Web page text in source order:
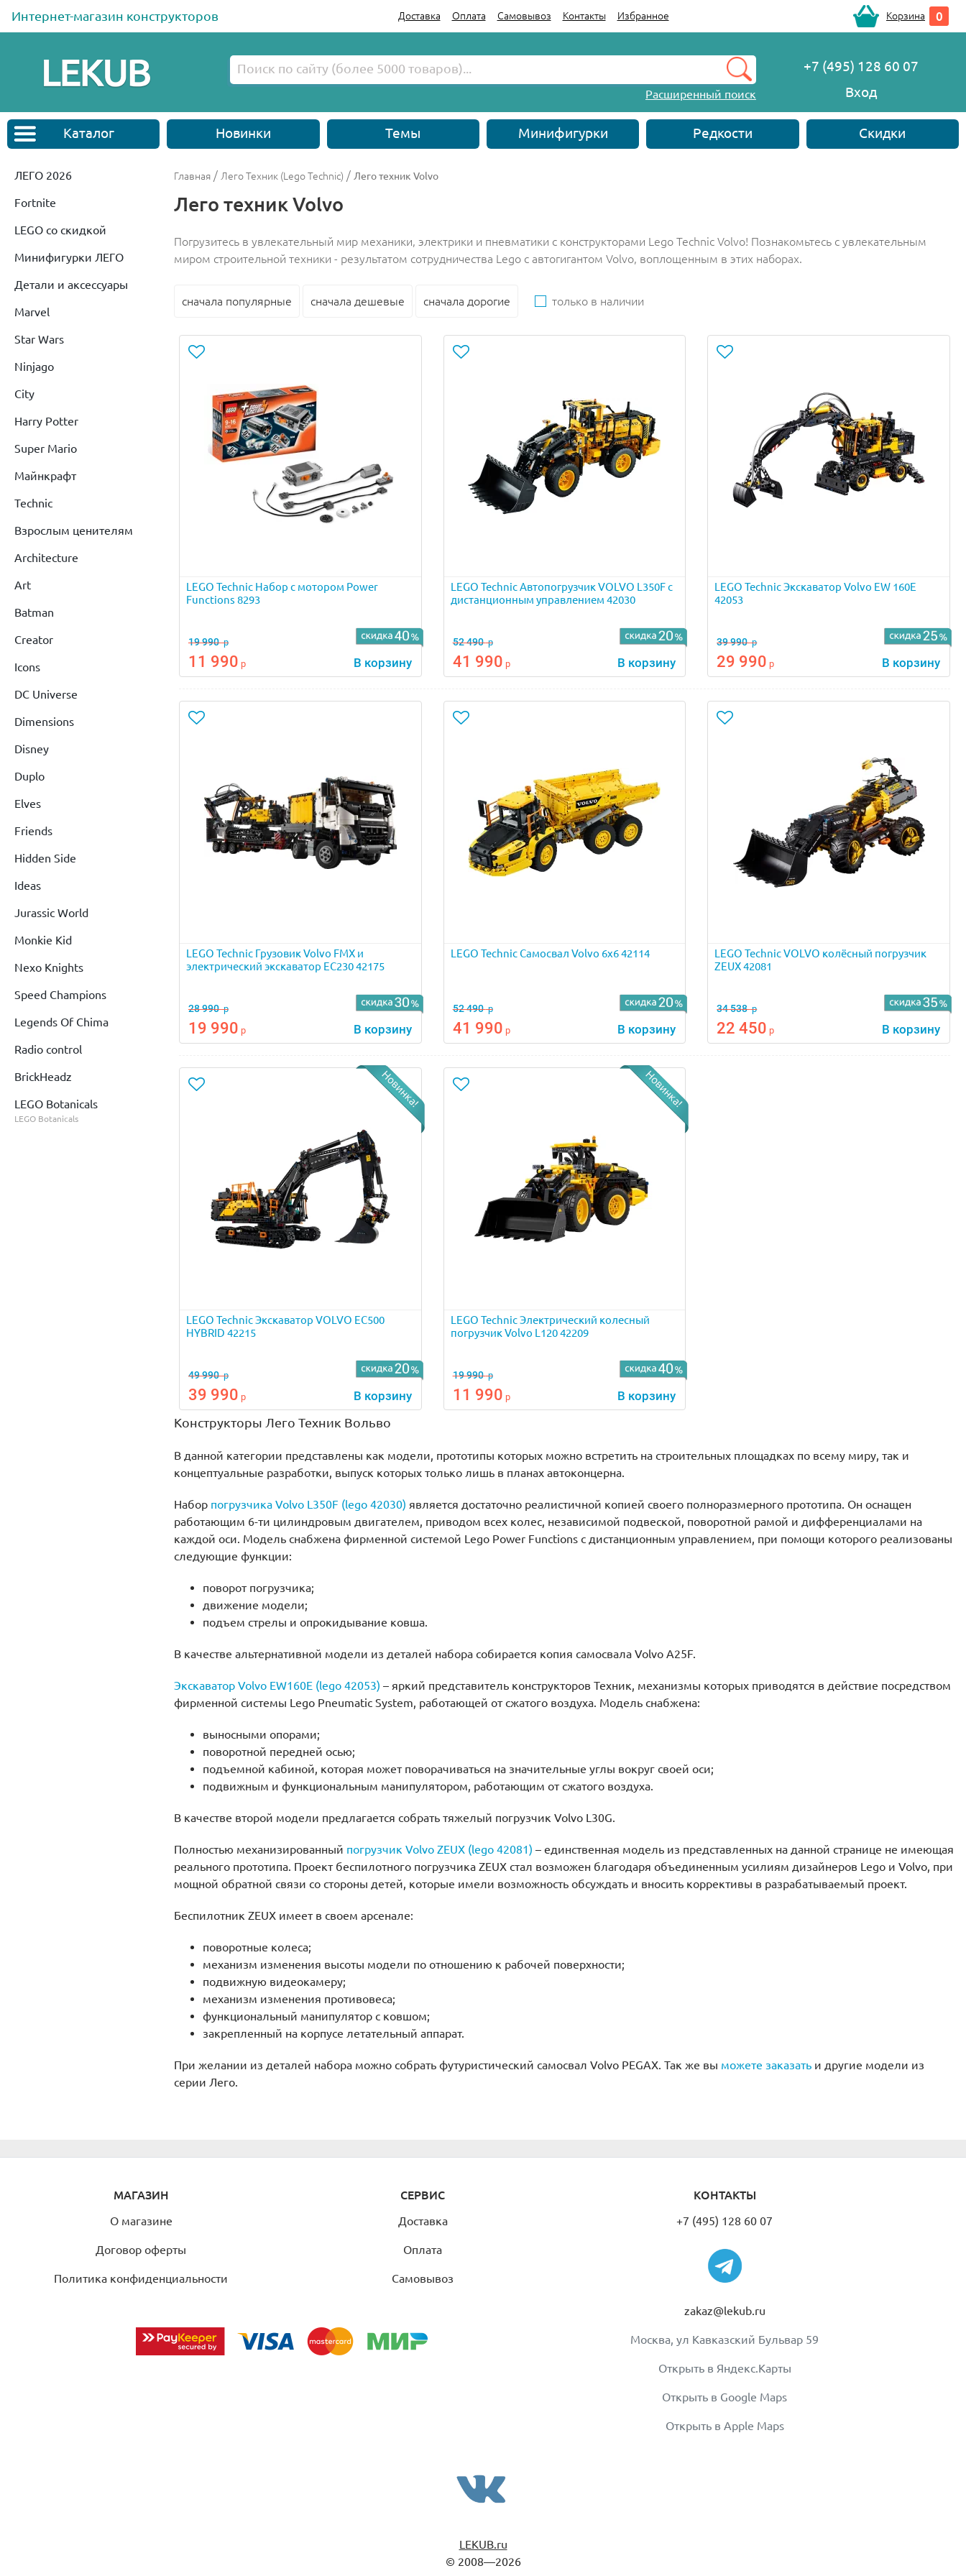
Интернет-магазин конструкторов Доставка Оплата Самовывоз Контакты Избранное Корзина 0
Расширенный поиск
+7 (495) 128 60 07
Вход
Каталог Новинки Темы Минифигурки Редкости Скидки
ЛЕГО 2026
Fortnite
LEGO со скидкой
Минифигурки ЛЕГО
Детали и аксессуары
Marvel
Star Wars
Ninjago
City
Harry Potter
Super Mario
Майнкрафт
Technic
Взрослым ценителям
Architecture
Art
Batman
Creator
Icons
DC Universe
Dimensions
Disney
Duplo
Elves
Friends
Hidden Side
Ideas
Jurassic World
Monkie Kid
Nexo Knights
Speed Champions
Legends Of Chima
Radio control
BrickHeadz
LEGO Botanicals
LEGO Botanicals
Главная/ Лего Техник (Lego Technic) / Лего техник Volvo
Лего техник Volvo
Погрузитесь в увлекательный мир механики, электрики и пневматики с конструкторами Lego Technic Volvo! Познакомьтесь с увлекательным
миром строительной техники - результатом сотрудничества Lego с автогигантом Volvo, воплощенным в этих наборах.
сначала популярные сначала дешевые сначала дорогие только в наличии
LEGO Technic Набор с мотором Power
Functions 8293
19 990р
11 990 р В корзину
LEGO Technic Автопогрузчик VOLVO L350F с
дистанционным управлением 42030
52 490р
41 990 р В корзину
LEGO Technic Экскаватор Volvo EW 160E
42053
39 990р
29 990 р В корзину
LEGO Technic Грузовик Volvo FMX и
электрический экскаватор EC230 42175
28 990р
19 990 р В корзину
LEGO Technic Самосвал Volvo 6х6 42114
52 490р
41 990 р В корзину
LEGO Technic VOLVO колёсный погрузчик
ZEUX 42081
34 538р
22 450 р В корзину
LEGO Technic Экскаватор VOLVO EC500
HYBRID 42215
49 990р
39 990 р В корзину
LEGO Technic Электрический колесный
погрузчик Volvo L120 42209
19 990р
11 990 р
В корзину
Конструкторы Лего Техник Вольво
В данной категории представлены как модели, прототипы которых можно встретить на строительных площадках по всему миру, так и
концептуальные разработки, выпуск которых только лишь в планах автоконцерна.
Набор погрузчика Volvo L350F (lego 42030) является достаточно реалистичной копией своего полноразмерного прототипа. Он оснащен
работающим 6-ти цилиндровым двигателем, приводом всех колес, независимой подвеской, поворотной рамой и дифференциалами на
каждой оси. Модель снабжена фирменной системой Lego Power Functions c дистанционным управлением, при помощи которого реализованы
следующие функции:
поворот погрузчика;
движение модели;
подъем стрелы и опрокидывание ковша.
В качестве альтернативной модели из деталей набора собирается копия самосвала Volvo A25F.
Экскаватор Volvo EW160E (lego 42053) – яркий представитель конструкторов Техник, механизмы которых приводятся в действие посредством
фирменной системы Lego Pneumatic System, работающей от сжатого воздуха. Модель снабжена:
выносными опорами;
поворотной передней осью;
подъемной кабиной, которая может поворачиваться на значительные углы вокруг своей оси;
подвижным и функциональным манипулятором, работающим от сжатого воздуха.
В качестве второй модели предлагается собрать тяжелый погрузчик Volvo L30G.
Полностью механизированный погрузчик Volvo ZEUX (lego 42081) – единственная модель из представленных на данной странице не имеющая
реального прототипа. Проект беспилотного погрузчика ZEUX стал возможен благодаря объединенным усилиям дизайнеров Lego и Volvo, при
мощной обратной связи со стороны детей, которые имели возможность обсуждать и вносить коррективы в разрабатываемый проект.
Беспилотник ZEUX имеет в своем арсенале:
поворотные колеса;
механизм изменения высоты модели по отношению к рабочей поверхности;
подвижную видеокамеру;
механизм изменения противовеса;
функциональный манипулятор с ковшом;
закрепленный на корпусе летательный аппарат.
При желании из деталей набора можно собрать футуристический самосвал Volvo PEGAX. Так же вы можете заказатьи другие модели из
серии Лего.
МАГАЗИН
О магазине
Договор оферты
Политика конфиденциальности
СЕРВИС
Доставка
Оплата
Самовывоз
КОНТАКТЫ
+7 (495) 128 60 07
zakaz@lekub.ru
Москва, ул Кавказский Бульвар 59
Открыть в Яндекс.Карты
Открыть в Google Maps
Открыть в Apple Maps
LEKUB.ru
© 2008—2026